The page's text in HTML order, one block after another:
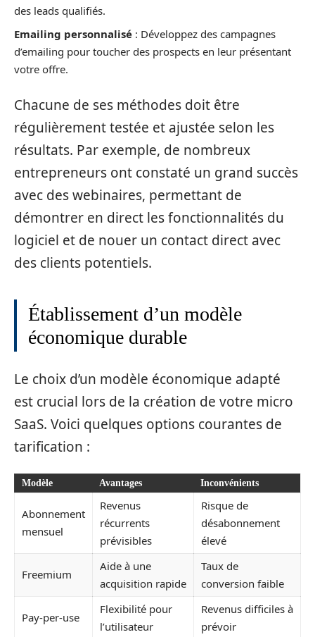
des leads qualifiés.
Emailing personnalisé : Développez des campagnes
d’emailing pour toucher des prospects en leur présentant
votre offre.
Chacune de ses méthodes doit être
régulièrement testée et ajustée selon les
résultats. Par exemple, de nombreux
entrepreneurs ont constaté un grand succès
avec des webinaires, permettant de
démontrer en direct les fonctionnalités du
logiciel et de nouer un contact direct avec
des clients potentiels.
Établissement d’un modèle
économique durable
Le choix d’un modèle économique adapté
est crucial lors de la création de votre micro
SaaS. Voici quelques options courantes de
tarification :
Modèle Avantages Inconvénients
Abonnement
mensuel
Revenus
récurrents
prévisibles
Risque de
désabonnement
élevé
Freemium
Aide à une
acquisition rapide
Taux de
conversion faible
Pay-per-use
Flexibilité pour
l’utilisateur
Revenus difficiles à
prévoir